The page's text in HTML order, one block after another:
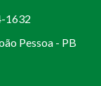
1632
Pessoa - PB